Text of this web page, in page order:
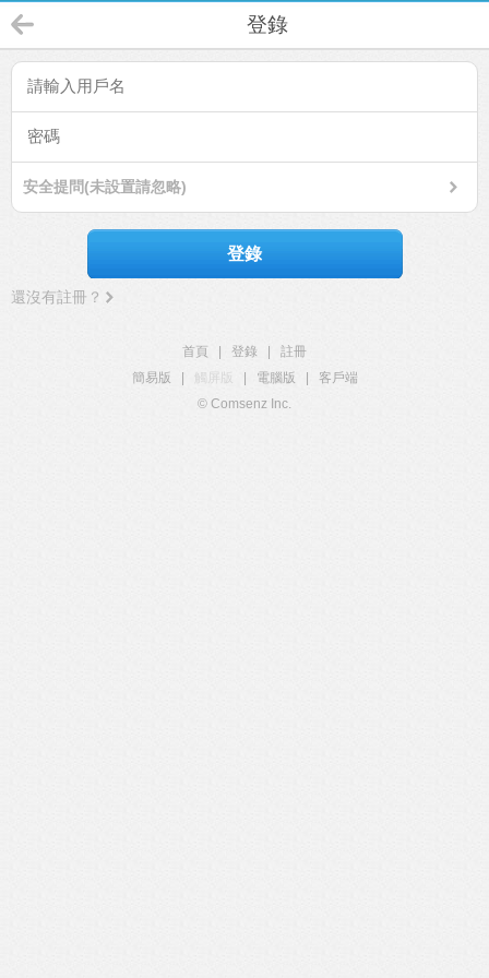
登錄
安全提問(未設置請忽略)
登錄
還沒有註冊？
首頁 登錄
註冊
簡易版
觸屏版 電腦版
客戶端
© Comsenz Inc.